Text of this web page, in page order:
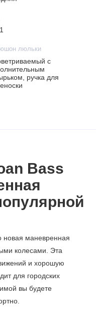
люльки
с
ручка для
Bass
новая маневренная
колесами. Эта
и хорошую
для городских
вы будете